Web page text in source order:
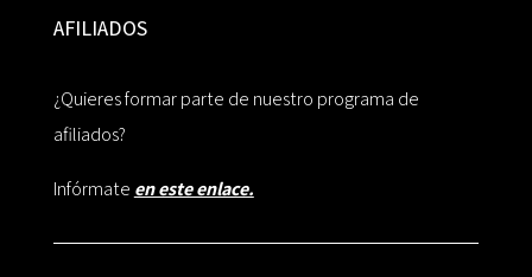
AFILIADOS
¿Quieres formar parte de nuestro programa de
afiliados?
Infórmate en este enlace.